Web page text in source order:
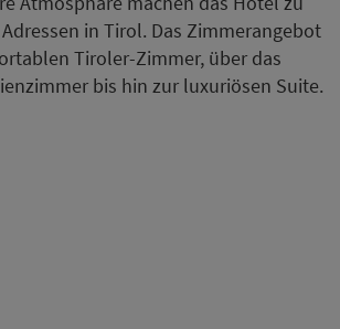
in Tirol. Das Zimmerangebot
Tiroler-Zimmer, über das
bis hin zur luxuriösen Suite.